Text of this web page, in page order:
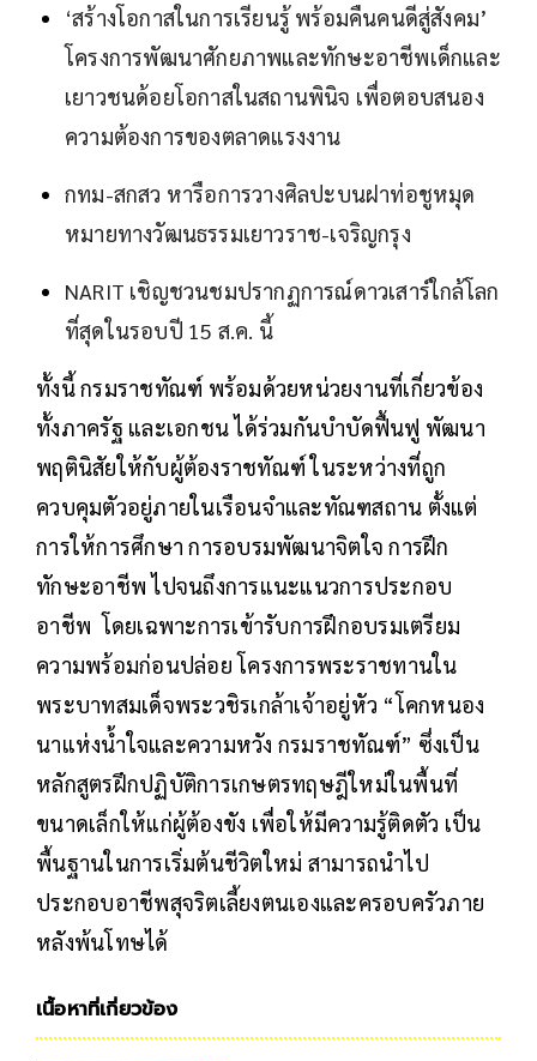
‘สร้างโอกาสในการเรียนรู้ พร้อมคืนคนดีสู่สังคม’
โครงการพัฒนาศักยภาพและทักษะอาชีพเด็กและ
เยาวชนด้อยโอกาสในสถานพินิจ เพื่อตอบสนอง
ความต้องการของตลาดแรงงาน
กทม-สกสว หารือการวางศิลปะบนฝาท่อชูหมุด
หมายทางวัฒนธรรมเยาวราช-เจริญกรุง
NARIT เชิญชวนชมปรากฏการณ์ดาวเสาร์ใกล้โลก
ที่สุดในรอบปี 15 ส.ค. นี้
ทั้งนี้ กรมราชทัณฑ์ พร้อมด้วยหน่วยงานที่เกี่ยวข้อง
ทั้งภาครัฐ และเอกชน ได้ร่วมกันบำบัดฟื้นฟู พัฒนา
พฤตินิสัยให้กับผู้ต้องราชทัณฑ์ ในระหว่างที่ถูก
ควบคุมตัวอยู่ภายในเรือนจำและทัณฑสถาน ตั้งแต่
การให้การศึกษา การอบรมพัฒนาจิตใจ การฝึก
ทักษะอาชีพ ไปจนถึงการแนะแนวการประกอบ
อาชีพ โดยเฉพาะการเข้ารับการฝึกอบรมเตรียม
ความพร้อมก่อนปล่อย โครงการพระราชทานใน
พระบาทสมเด็จพระวชิรเกล้าเจ้าอยู่หัว “โคกหนอง
นาแห่งน้ำใจและความหวัง กรมราชทัณฑ์” ซึ่งเป็น
หลักสูตรฝึกปฏิบัติการเกษตรทฤษฎีใหม่ในพื้นที่
ขนาดเล็กให้แก่ผู้ต้องขัง เพื่อให้มีความรู้ติดตัว เป็น
พื้นฐานในการเริ่มต้นชีวิตใหม่ สามารถนำไป
ประกอบอาชีพสุจริตเลี้ยงตนเองและครอบครัวภาย
หลังพ้นโทษได้
เนื้อหาที่เกี่ยวข้อง